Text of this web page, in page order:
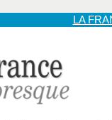
LA